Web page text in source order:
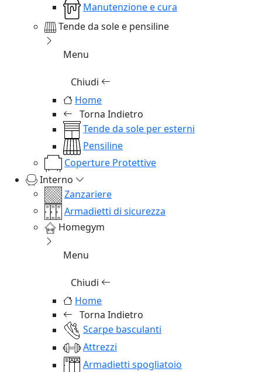
Manutenzione e cura
Tende da sole e pensiline
Menu
Chiudi
Home
Torna Indietro
Tende da sole per esterni
Pensiline
Coperture Protettive
Interno
Zanzariere
Armadietti di sicurezza
Homegym
Menu
Chiudi
Home
Torna Indietro
Scarpe basculanti
Attrezzi
Armadietti spogliatoio